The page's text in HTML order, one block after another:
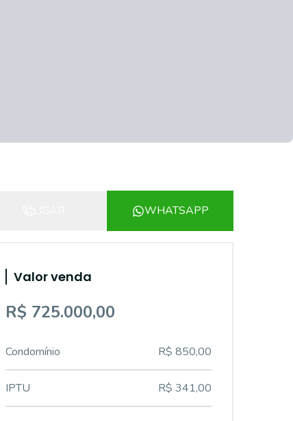
WHATSAPP
Valor venda
R$ 725.000,00
Condomínio R$ 850,00
IPTU R$ 341,00